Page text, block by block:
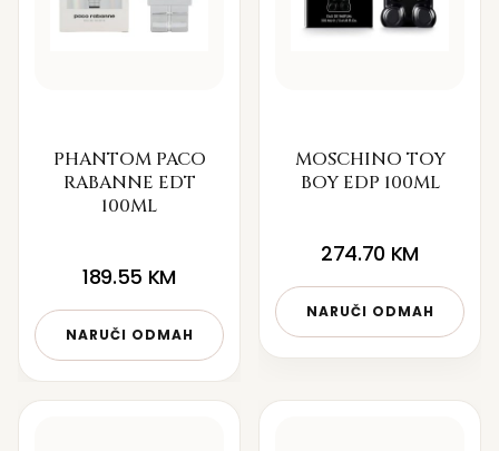
PHANTOM PACO
RABANNE EDT
100ML
189.55 KM
NARUČI ODMAH
MOSCHINO TOY
BOY EDP 100ML
274.70 KM
NARUČI ODMAH